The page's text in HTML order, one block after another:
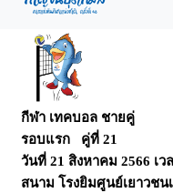
กีฬา เทคบอล ชายคู่
รอบแรก คู่ที่ 21
วันที่ 21 สิงหาคม 2566 เว
สนาม โรงยิมศูนย์เยาวช